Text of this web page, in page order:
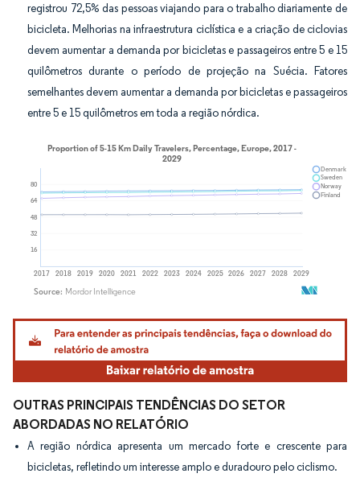
registrou 72,5% das pessoas viajando para o trabalho diariamente de
bicicleta. Melhorias na infraestrutura ciclística e a criação de ciclovias
devem aumentar a demanda por bicicletas e passageiros entre 5 e 15
quilômetros durante o período de projeção na Suécia. Fatores
semelhantes devem aumentar a demanda por bicicletas e passageiros
entre 5 e 15 quilômetros em toda a região nórdica.
Imagem © Mordor Intelligence. O reuso requer atribuição conforme CC BY 4.0.
OUTRAS PRINCIPAIS TENDÊNCIAS DO SETOR
ABORDADAS NO RELATÓRIO
A região nórdica apresenta um mercado forte e crescente para
bicicletas, refletindo um interesse amplo e duradouro pelo ciclismo.